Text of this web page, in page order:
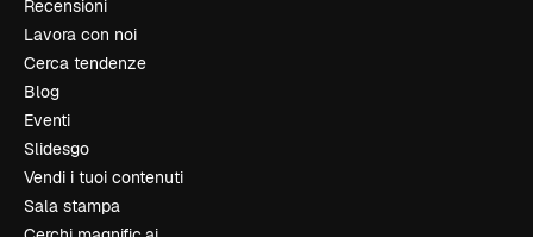
Recensioni
Lavora con noi
Cerca tendenze
Blog
Eventi
Slidesgo
Vendi i tuoi contenuti
Sala stampa